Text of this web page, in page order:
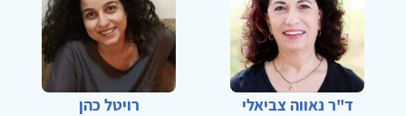
ד"ר נאווה צביאלי
רויטל כהן